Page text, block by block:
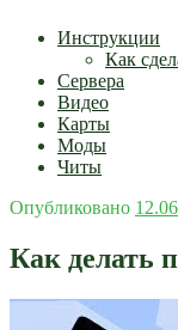
Инструкции
Как
Сервера
Видео
Карты
Моды
Читы
Опубликовано
Как делать